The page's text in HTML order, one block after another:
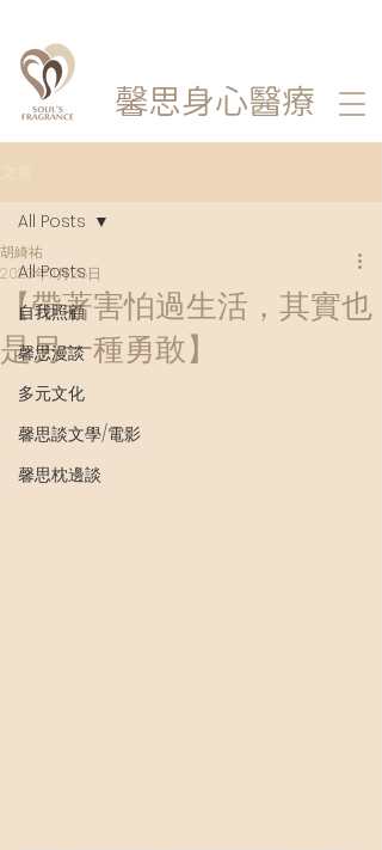
馨思身心醫療
All Posts
自我照顧
馨思漫談
多元文化
馨思談文學/電影
馨思枕邊談
All Posts
【帶著害怕過生活，其實也
是另一種勇敢】
胡綺祐
2023年11月28日